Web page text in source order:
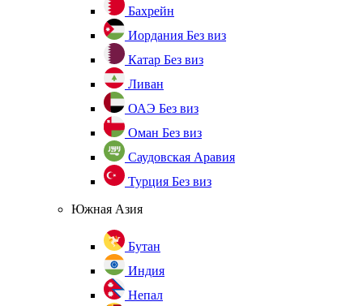
Бахрейн
Иордания Без виз
Катар Без виз
Ливан
ОАЭ Без виз
Оман Без виз
Саудовская Аравия
Турция Без виз
Южная Азия
Бутан
Индия
Непал